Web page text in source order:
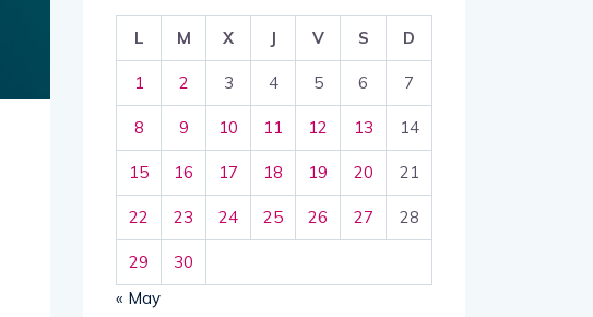
L M X J V S D
1 2 3 4 5 6 7
8 9 10 11 12 13 14
15 16 17 18 19 20 21
22 23 24 25 26 27 28
29
30
« May